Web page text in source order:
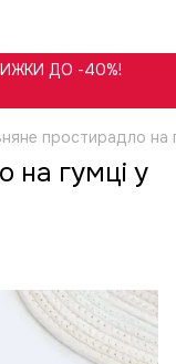
ДО -40%!
простирадло на
на гумці у